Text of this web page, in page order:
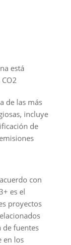
está
de las más
incluye
de
con
es el
proyectos
de fuentes
en los